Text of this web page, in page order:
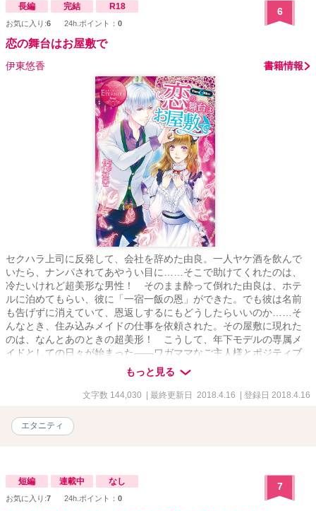
長編 完結 R18
お気に入り:6 24h.ポイント： 0
6
恋の舞台はお屋敷で
伊東悠香 書籍情報
セクハラ上司に反発して、会社を辞めた由良。一人ヤケ酒を飲んで
いたら、ナンパされてあやうい目に……そこで助けてくれたのは、
冷たいけれど超美形な男性！ そのまま酔って倒れた由良は、ホテ
ルに泊めてもらい、彼に「一宿一飯の恩」ができた。でも彼は名前
も告げずに消えていて、恩返しするにもどうしたらいいのか……そ
んなとき、住み込みメイドの仕事を依頼された。その屋敷に現れた
のは、なんとあのときの超美形！ こうして、年下モデルの専属メ
イドとしての日々が始まった――ワガママなご主人様とポジティブ
な専属メイドの不器用な恋物語。もっと見る
文字数 144,030 | 最終更新日 2018.4.16 | 登録日 2018.4.16
エタニティ
短編 連載中 なし
お気に入り:7 24h.ポイント： 0
7